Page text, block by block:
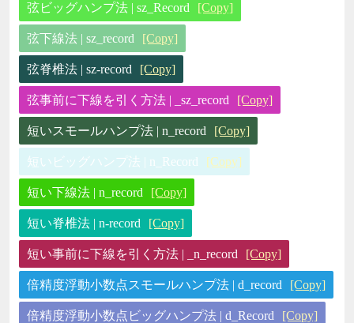
弦ビッグハンプ法 | sz_Record [Copy]
弦下線法 | sz_record [Copy]
弦脊椎法 | sz-record [Copy]
弦事前に下線を引く方法 | _sz_record [Copy]
短いスモールハンプ法 | n_record [Copy]
短いビッグハンプ法 | n_Record [Copy]
短い下線法 | n_record [Copy]
短い脊椎法 | n-record [Copy]
短い事前に下線を引く方法 | _n_record [Copy]
倍精度浮動小数点スモールハンプ法 | d_record [Copy]
倍精度浮動小数点ビッグハンプ法 | d_Record [Copy]